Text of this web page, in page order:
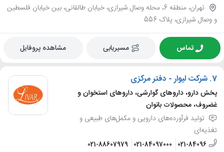
تهران، منطقه 6، محله وصال شیرازی، خیابان طالقانی، بین خیابان فلسطین
و وصال شیرازی، پلاک 556
تماس مسیریابی مشاهده پروفایل
7. شرکت لیوار - دفتر مرکزی
پخش دارو، داروهای گوارشی، داروهای استخوان و
غضروف، محصولات بانوان
تولید فرآورده‌های دارویی و مکمل‌های طبیعی و
تغذیه‌ای
021-84096
021-84097000
021-88607979